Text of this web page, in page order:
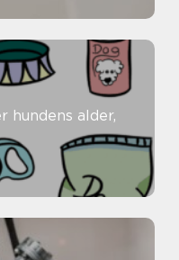
hundens alder,